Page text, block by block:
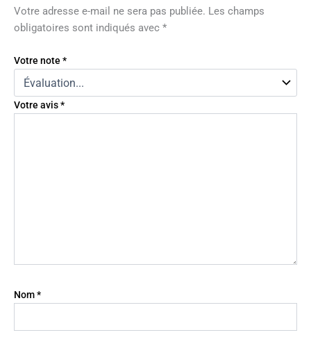
Votre adresse e-mail ne sera pas publiée. Les champs
obligatoires sont indiqués avec *
Votre note *
Votre avis*
Nom*